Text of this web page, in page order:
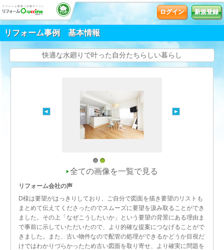
ログイン 新規登録
リフォーム事例 基本情報
快適な水廻りで叶った自分たちらしい暮らし
1 2
全ての画像を一覧で見る
リフォーム会社の声
D様は要望がはっきりしており、ご自分で図面を描き要望のリストも
まとめて伝えてくださったのでスムーズに要望を汲み取ることができ
ました。その上「なぜこうしたいか」という要望の背景にある理由ま
で事前に示していただいたので、より的確な提案につなげることがで
きました。また、古い物件なので配管の処理ができるかどうか目視だ
けではわかりづらかったため古い図面を取り寄せ、より確実に問題を